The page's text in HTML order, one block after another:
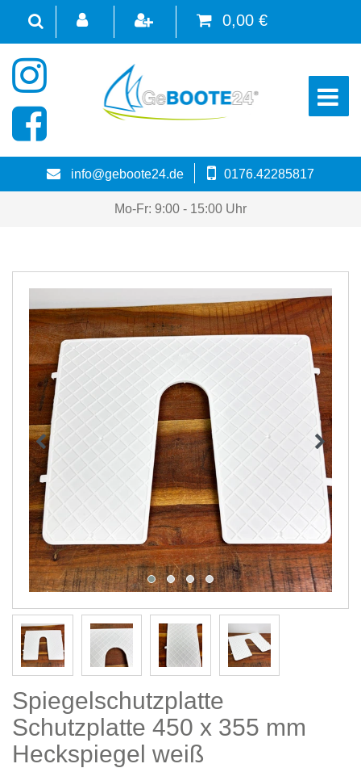
0,00 €
☰
info@geboote24.de 0176.42285817
Mo-Fr: 9:00 - 15:00 Uhr
Spiegelschutzplatte
Schutzplatte 450 x 355 mm
Heckspiegel weiß